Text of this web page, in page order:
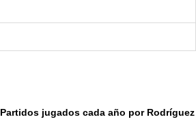
Partidos jugados cada año por Rodríguez